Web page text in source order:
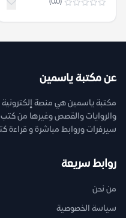
(0.0)
عن مكتبة ياسمين
مكتبة ياسمين هي منصة إلكترونية
سيرفرات وروابط مباشرة و قراءة
روابط سريعة
من نحن
سياسة الخصوصية